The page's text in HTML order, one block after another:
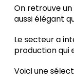
Pierre Frey.
Pierre Frey.
Nilufar Open
Hermes
Fendi Casa.
On retrouve
aussi élégant
Le secteur a
production qui
Voici une